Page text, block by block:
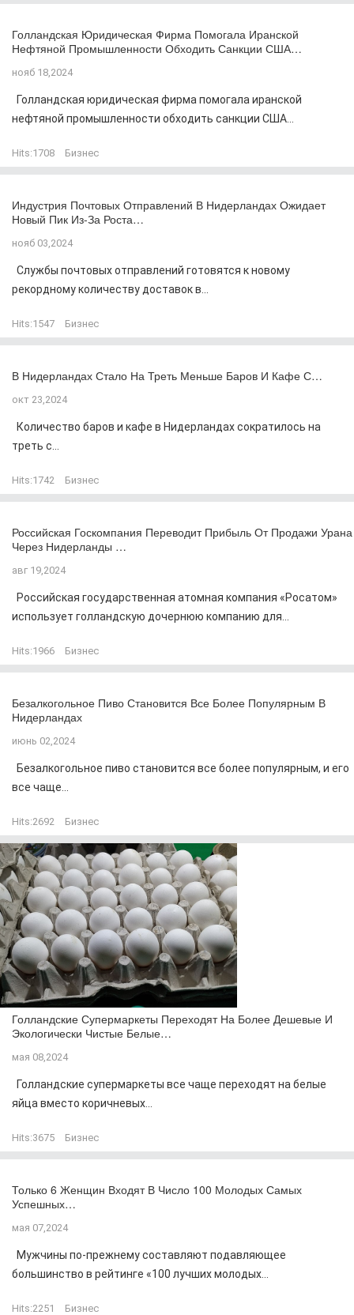
Голландская Юридическая Фирма Помогала Иранской
Нефтяной Промышленности Обходить Санкции США…
нояб 18,2024
Голландская юридическая фирма помогала иранской
нефтяной промышленности обходить санкции США...
Hits:1708 Бизнес
Индустрия Почтовых Отправлений В Нидерландах Ожидает
Новый Пик Из-За Роста…
нояб 03,2024
Службы почтовых отправлений готовятся к новому
рекордному количеству доставок в...
Hits:1547 Бизнес
В Нидерландах Стало На Треть Меньше Баров И Кафе С…
окт 23,2024
Количество баров и кафе в Нидерландах сократилось на
треть с...
Hits:1742 Бизнес
Российская Госкомпания Переводит Прибыль От Продажи Урана
Через Нидерланды …
авг 19,2024
Российская государственная атомная компания «Росатом»
использует голландскую дочернюю компанию для...
Hits:1966 Бизнес
Безалкогольное Пиво Становится Все Более Популярным В
Нидерландах
июнь 02,2024
Безалкогольное пиво становится все более популярным, и его
все чаще...
Hits:2692 Бизнес
Голландские Супермаркеты Переходят На Более Дешевые И
Экологически Чистые Белые…
мая 08,2024
Голландские супермаркеты все чаще переходят на белые
яйца вместо коричневых...
Hits:3675 Бизнес
Только 6 Женщин Входят В Число 100 Молодых Самых
Успешных…
мая 07,2024
Мужчины по-прежнему составляют подавляющее
большинство в рейтинге «100 лучших молодых...
Hits:2251 Бизнес